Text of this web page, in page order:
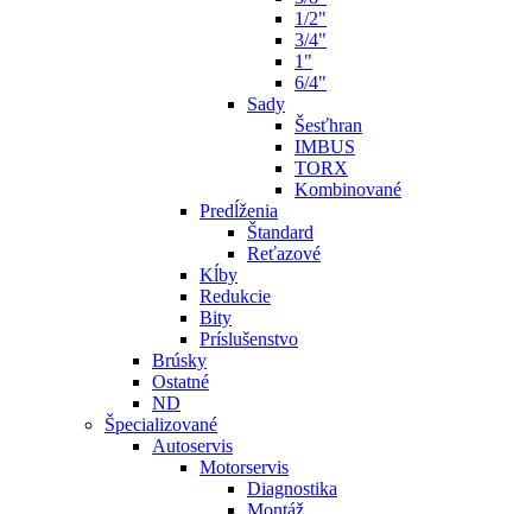
1/2"
3/4"
1"
6/4"
Sady
Šesťhran
IMBUS
TORX
Kombinované
Predĺženia
Štandard
Reťazové
Kĺby
Redukcie
Bity
Príslušenstvo
Brúsky
Ostatné
ND
Špecializované
Autoservis
Motorservis
Diagnostika
Montáž